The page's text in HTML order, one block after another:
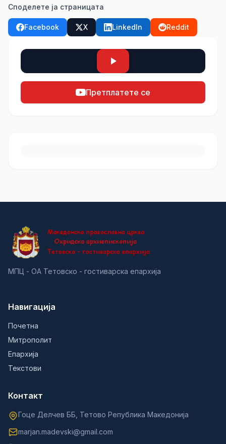
Споделете ја страницата
Facebook X LinkedIn Reddit
Претплатете се
МПЦ - ОА Тетовско - гостиварска епархија
Навигација
Почетна
Митрополит
Епархија
Текстови
Контакт
Гоце Делчев ББ, Тетово Република Македонија
marjan.madevski@gmail.com